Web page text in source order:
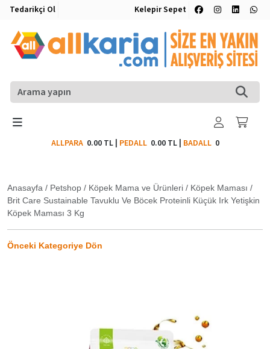
Tedarikçi Ol Kelepir Sepet
ALLPARA 0.00 TL| PEDALL 0.00 TL| BADALL0
Anasayfa / Petshop / Köpek Mama ve Ürünleri / Köpek Maması /
Brit Care Sustainable Tavuklu Ve Böcek Proteinli Küçük Irk Yetişkin
Köpek Maması 3 Kg
Önceki Kategoriye Dön